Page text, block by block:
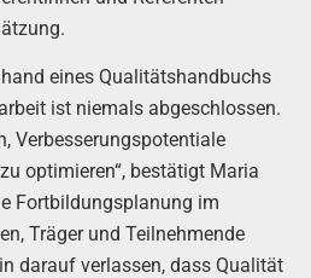
eines Qualitätshandbuchs
ist niemals abgeschlossen.
Verbesserungspotentiale
optimieren“, bestätigt Maria
Fortbildungsplanung im
Träger und Teilnehmende
darauf verlassen, dass Qualität